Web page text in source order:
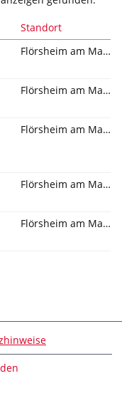
Standort
Flörsheim am Main
Flörsheim am Main
Flörsheim am Main
Flörsheim am Main
Flörsheim am Main